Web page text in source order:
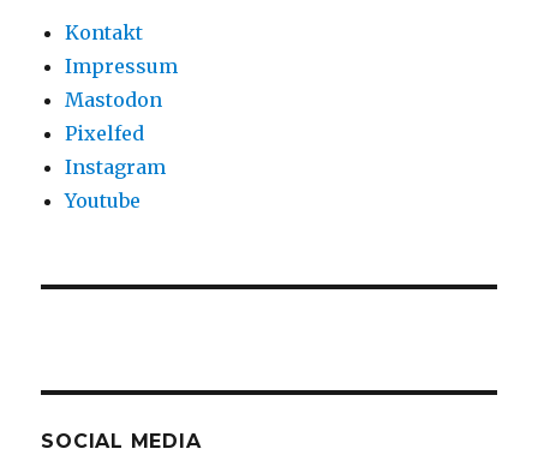
Kontakt
Impressum
Mastodon
Pixelfed
Instagram
Youtube
SOCIAL MEDIA